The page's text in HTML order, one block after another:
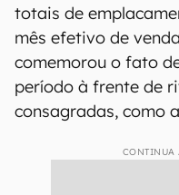
totais de
mês efetivo de
comemorou o fato
período à frente de
consagradas, como
CONTINUA